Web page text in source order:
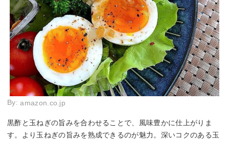
By:amazon.co.jp
黒酢と玉ねぎの旨みを合わせることで、風味豊かに仕上がりま
す。より玉ねぎの旨みを熟成できるのが魅力。深いコクのある玉